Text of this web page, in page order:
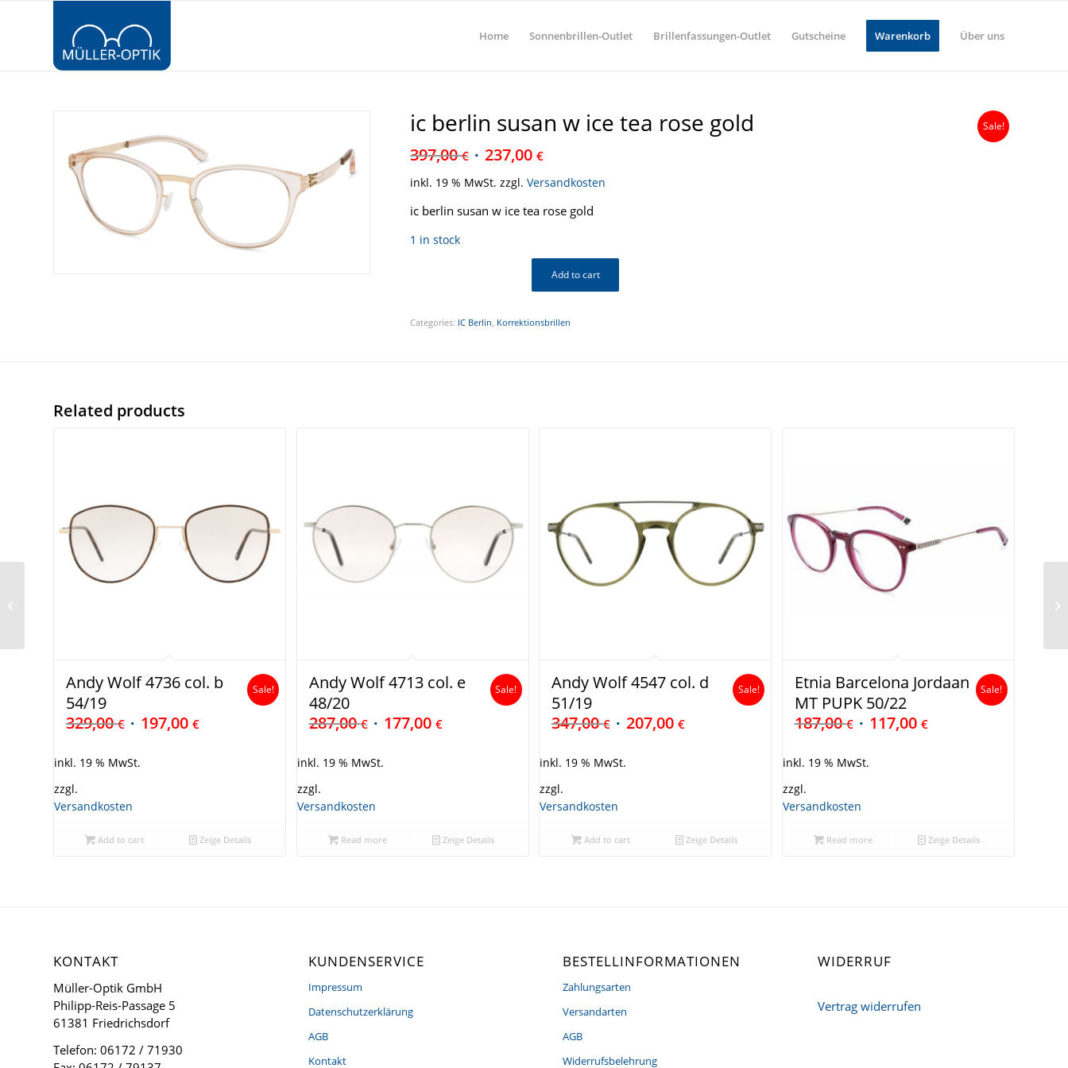
Home Sonnenbrillen-Outlet Brillenfassungen-Outlet Gutscheine Warenkorb Über uns
Sale!
ic berlin susan w ice tea rose gold
397,00€ 237,00€
inkl. 19 % MwSt. zzgl.Versandkosten
ic berlin susan w ice tea rose gold
1 in stock
Add to cart
Categories: IC Berlin Korrektionsbrillen
Related products
Andy Wolf 4736 col. b
54/19
329,00€ 197,00 €
Sale!
inkl. 19 % MwSt.
zzgl.
Versandkosten
Add to cart Zeige Details
Andy Wolf 4713 col. e
48/20
287,00€ 177,00 €
Sale!
inkl. 19 % MwSt.
zzgl.
Versandkosten
Read more Zeige Details
Andy Wolf 4547 col. d
51/19
347,00€ 207,00€
Sale!
inkl. 19 % MwSt.
zzgl.
Versandkosten
Add to cart Zeige Details
Etnia Barcelona Jordaan
MT PUPK 50/22
187,00€ 117,00 €
Sale!
inkl. 19 % MwSt.
zzgl.
Versandkosten
Read more Zeige Details
KONTAKT
Müller-Optik GmbH
Philipp-Reis-Passage 5
61381 Friedrichsdorf
Telefon: 06172 / 71930
KUNDENSERVICE
Impressum
Datenschutzerklärung
AGB
Kontakt
BESTELLINFORMATIONEN
Zahlungsarten
Versandarten
AGB
Widerrufsbelehrung
WIDERRUF
Vertrag widerrufen